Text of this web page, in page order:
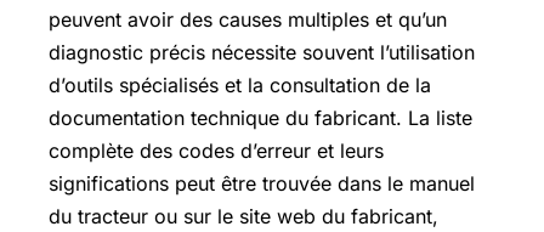
peuvent avoir des causes multiples et qu’un
diagnostic précis nécessite souvent l’utilisation
d’outils spécialisés et la consultation de la
documentation technique du fabricant. La liste
complète des codes d’erreur et leurs
significations peut être trouvée dans le manuel
du tracteur ou sur le site web du fabricant,